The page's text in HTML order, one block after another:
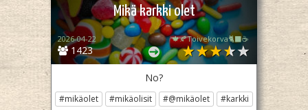
Mikä karkki olet
1423
2026-04-22 🍁🍂Toivekorva🐈‍⬛☕
No?
#mikäolet #mikäolisit #@mikäolet
#karkki